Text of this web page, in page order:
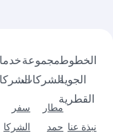
الخطوط
الجوية
القطرية
نبذة عنا
مجموعة
الشركات
مطار
حمد
سفر
الشركا